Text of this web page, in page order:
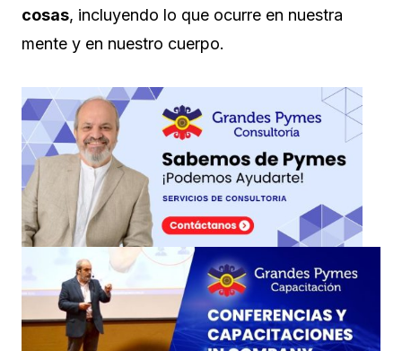
cosas, incluyendo lo que ocurre en nuestra
mente y en nuestro cuerpo.